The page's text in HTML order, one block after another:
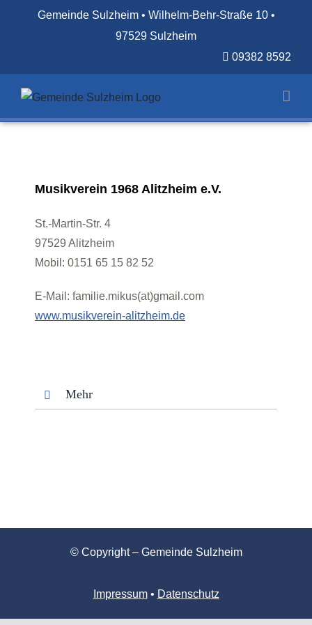
Gemeinde Sulzheim • Wilhelm-Behr-Straße 10 •
97529 Sulzheim
09382 8592
Musikverein 1968 Alitzheim e.V.
St.-Martin-Str. 4
97529 Alitzheim
Mobil: 0151 65 15 82 52
E-Mail: familie.mikus(at)gmail.com
www.musikverein-alitzheim.de
Mehr
© Copyright – Gemeinde Sulzheim
Impressum• Datenschutz